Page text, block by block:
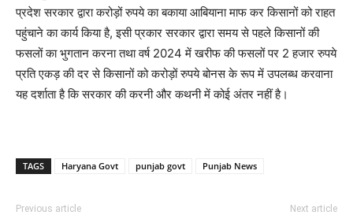
प्रदेश सरकार द्वारा करोड़ों रुपये का बकाया आबियाना माफ कर किसानों को राहत
पहुंचाने का कार्य किया है, इसी प्रकार सरकार द्वारा समय से पहले किसानों की
फसलों का भुगतान करना तथा वर्ष 2024 में खरीफ की फसलों पर 2 हजार रुपये
प्रति एकड़ की दर से किसानों को करोड़ों रुपये बोनस के रूप में उपलब्ध करवाना
यह दर्शाता है कि सरकार की करनी और कथनी में कोई अंतर नहीं है।
TAGS Haryana Govt punjab govt Punjab News
Previous article Next article